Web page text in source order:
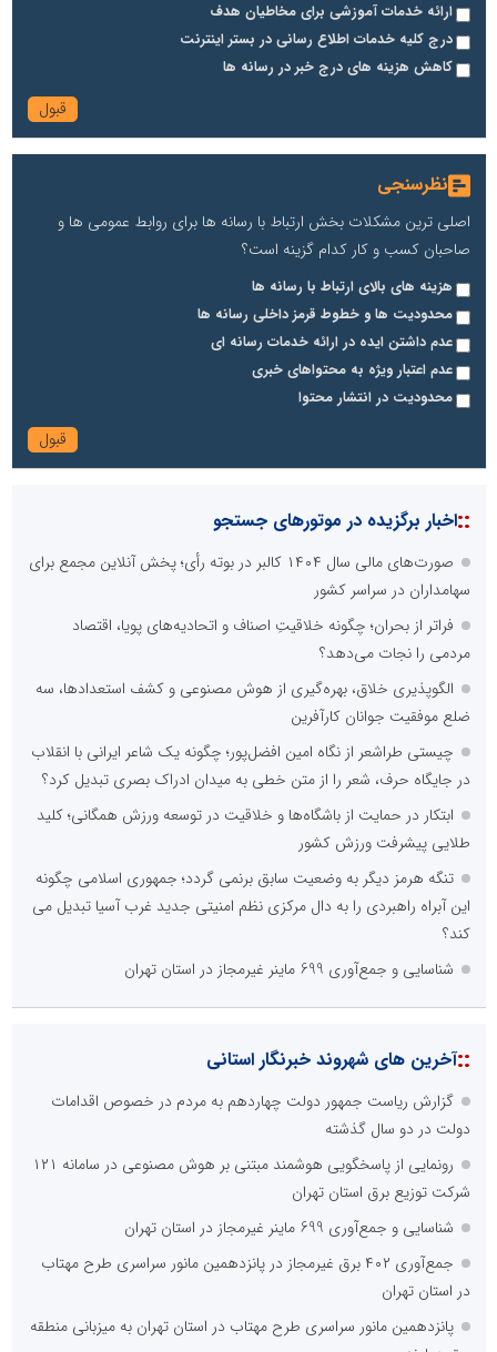
ارائه خدمات آموزشی برای مخاطیان هدف
درج کلیه خدمات اطلاع رسانی در بستر اینترنت
کاهش هزینه های درج خبر در رسانه ها
نظرسنجی
اصلی ترین مشکلات بخش ارتباط با رسانه ها برای روابط عمومی ها و
صاحبان کسب و کار کدام گزینه است؟
هزینه های بالای ارتباط با رسانه ها
محدودیت ها و خطوط قرمز داخلی رسانه ها
عدم داشتن ایده در ارائه خدمات رسانه ای
عدم اعتبار ویژه به محتواهای خبری
محدودیت در انتشار محتوا
::اخبار برگزیده در موتورهای جستجو
صورت‌های مالی سال ۱۴۰۴ کالبر در بوته رأی؛ پخش آنلاین مجمع برای
سهامداران در سراسر کشور
فراتر از بحران؛ چگونه خلاقیتِ اصناف و اتحادیه‌های پویا، اقتصاد
مردمی را نجات می‌دهد؟
الگوپذیری خلاق، بهره‌گیری از هوش مصنوعی و کشف استعدادها، سه
ضلع موفقیت جوانان کارآفرین
چیستی طراشعر از نگاه امین افضل‌پور؛ چگونه یک شاعر ایرانی با انقلاب
در جایگاه حرف، شعر را از متن خطی به میدان ادراک بصری تبدیل کرد؟
ابتکار در حمایت از باشگاه‌ها و خلاقیت در توسعه ورزش همگانی؛ کلید
طلایی پیشرفت ورزش کشور
تنگه هرمز دیگر به وضعیت سابق برنمی گردد؛ جمهوری اسلامی چگونه
این آبراه راهبردی را به دال مرکزی نظم امنیتی جدید غرب آسیا تبدیل می
کند؟
شناسایی و جمع‌آوری 699 ماینر غیرمجاز در استان تهران
::آخرین های شهروند خبرنگار استانی
گزارش ریاست جمهور دولت چهاردهم به مردم در خصوص اقدامات
دولت در دو سال گذشته
رونمایی از پاسخگویی هوشمند مبتنی بر هوش مصنوعی در سامانه ۱۲۱
شرکت توزیع برق استان تهران
شناسایی و جمع‌آوری 699 ماینر غیرمجاز در استان تهران
جمع‌آوری ۴۰۲ برق غیرمجاز در پانزدهمین مانور سراسری طرح مهتاب
در استان تهران
پانزدهمین مانور سراسری طرح مهتاب در استان تهران به میزبانی منطقه